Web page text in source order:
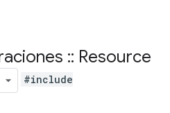
:: Resource
#include